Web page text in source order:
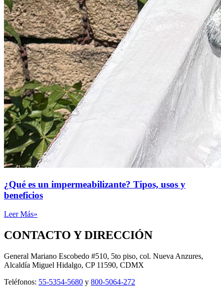
¿Qué es un impermeabilizante? Tipos, usos y
beneficios
Leer Más»
CONTACTO Y DIRECCIÓN
General Mariano Escobedo #510, 5to piso, col. Nueva Anzures,
Alcaldía Miguel Hidalgo, CP 11590, CDMX
Teléfonos: 55-5354-5680 y 800-5064-272